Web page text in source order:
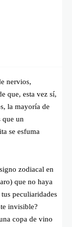
nervios,
que, esta vez sí,
la mayoría de
que un
se esfuma
zodiacal en
que no haya
peculiaridades
invisible?
copa de vino